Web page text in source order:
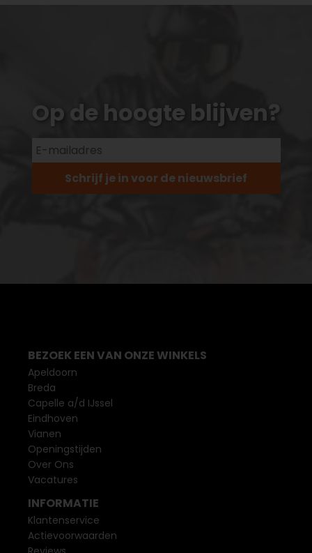
Op de hoogte blijven?
Schrijf je in voor de nieuwsbrief
BEZOEK EEN VAN ONZE WINKELS
Apeldoorn
Breda
Capelle a/d IJssel
Eindhoven
Vianen
Openingstijden
Over Ons
Vacatures
INFORMATIE
Klantenservice
Actievoorwaarden